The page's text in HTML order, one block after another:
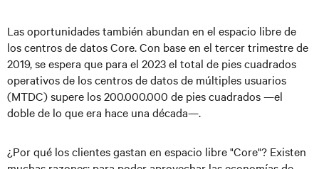
Las oportunidades también abundan en el espacio libre de
los centros de datos Core. Con base en el tercer trimestre de
2019, se espera que para el 2023 el total de pies cuadrados
operativos de los centros de datos de múltiples usuarios
(MTDC) supere los 200.000.000 de pies cuadrados —el
doble de lo que era hace una década—.
¿Por qué los clientes gastan en espacio libre "Core"? Existen